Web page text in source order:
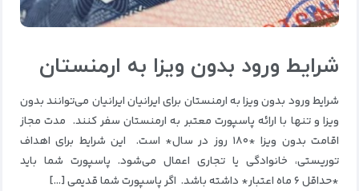
شرایط ورود بدون ویزا به ارمنستان
شرایط ورود بدون ویزا به ارمنستان برای ایرانیان ایرانیان می‌توانند بدون
ویزا و تنها با ارائه پاسپورت معتبر به ارمنستان سفر کنند. مدت مجاز
اقامت بدون ویزا *۱۸۰ روز در سال* است. این شرایط برای اهداف
توریستی، خانوادگی یا تجاری اعمال می‌شود. پاسپورت شما باید
*حداقل ۶ ماه اعتبار* داشته باشد. اگر پاسپورت شما قدیمی […]